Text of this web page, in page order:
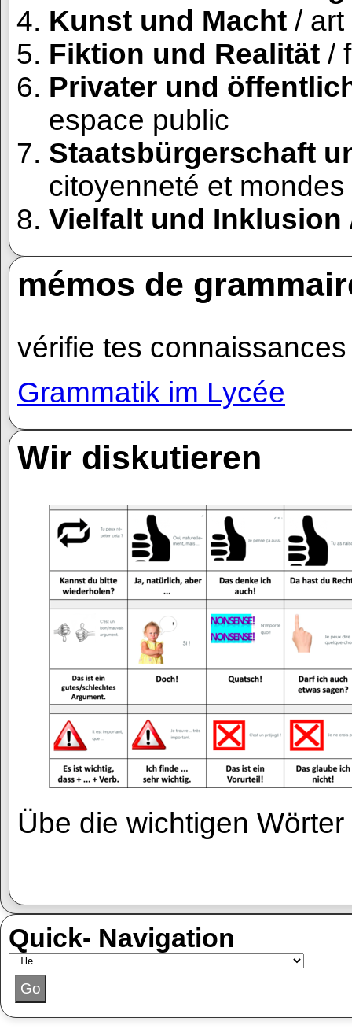
Kunst und Macht / art
Fiktion und Realität /
Privater und
espace public
Staatsbürgerschaft
citoyenneté et
Vielfalt und Inklusion
mémos de
vérifie tes
Grammatik im Lycée
Wir diskutieren
Übe die wichtigen
Quick- Navigation
Go